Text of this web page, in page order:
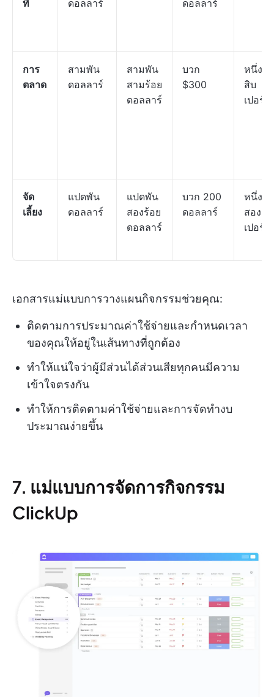
ที่
ดอลลาร์
ดอลลาร์
การ
ตลาด
สามพัน
ดอลลาร์
สามพัน
สามร้อย
ดอลลาร์
บวก
$300
หนึ่งร้
สิบ
เปอร์เ
จัด
เลี้ยง
แปดพัน
ดอลลาร์
แปดพัน
สองร้อย
ดอลลาร์
บวก 200
ดอลลาร์
หนึ่งร้
สอง
เปอร์เ
เอกสารแม่แบบการวางแผนกิจกรรมช่วยคุณ:
ติดตามการประมาณค่าใช้จ่ายและกำหนดเวลา
ของคุณให้อยู่ในเส้นทางที่ถูกต้อง
ทำให้แน่ใจว่าผู้มีส่วนได้ส่วนเสียทุกคนมีความ
เข้าใจตรงกัน
ทำให้การติดตามค่าใช้จ่ายและการจัดทำงบ
ประมาณง่ายขึ้น
7. แม่แบบการจัดการกิจกรรม
ClickUp